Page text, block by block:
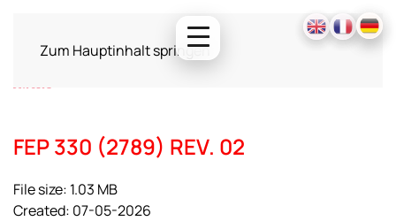
Zum Hauptinhalt springen
FEP 330 (2789) REV. 02
File size: 1.03 MB
Created: 07-05-2026